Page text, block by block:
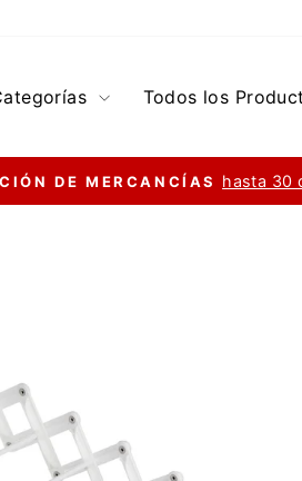
Todos los
DE MERCANCÍAS hasta 30